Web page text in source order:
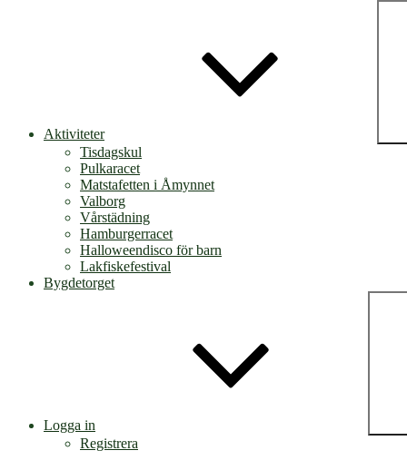
Aktiviteter
Tisdagskul
Pulkaracet
Matstafetten i Åmynnet
Valborg
Vårstädning
Hamburgerracet
Halloweendisco för barn
Lakfiskefestival
Bygdetorget
Logga in
Registrera